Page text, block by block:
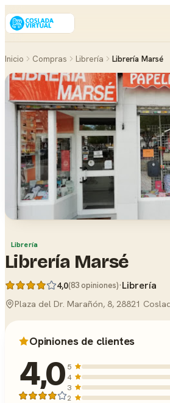
Inicio Compras Librería Librería Marsé
Librería
Librería Marsé
4,0(83 opiniones)·Librería
Plaza del Dr. Marañón, 8, 28821
Opiniones de clientes
4,0 5
4
3
2